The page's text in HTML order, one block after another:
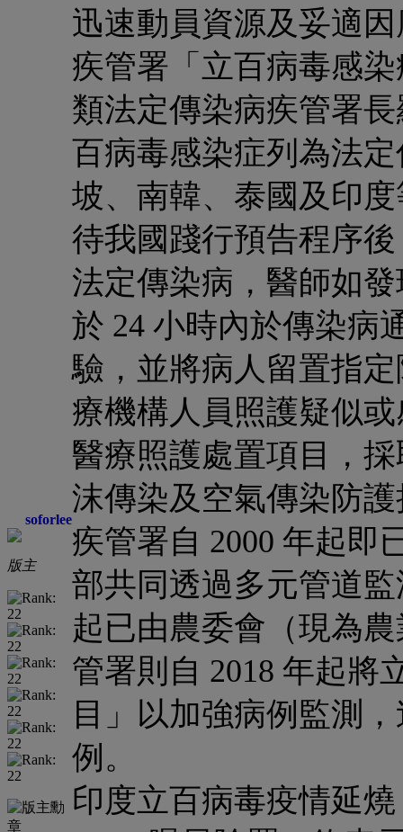
soforlee
版主
迅速動員資源及妥適
疾管署「立百病毒感
類法定傳染病疾管署
百病毒感染症列為法
坡、南韓、泰國及印
待我國踐行預告程序後
法定傳染病， 醫師如
於 24 小時內於傳染病
驗， 並將病人 留置指
療機構人員照護疑似
醫療照護處置項目，
沫傳染及空氣傳染防
疾管署自 2000 年起即
部共同透過多元管道
起已由農委會（現為
管署則自 2018 年起將
目」以加強病例監測
例。
印度立百病毒疫情延